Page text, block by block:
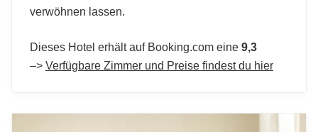
verwöhnen lassen.
Dieses Hotel erhält auf Booking.com eine 9,3
–> Verfügbare Zimmer und Preise findest du hier